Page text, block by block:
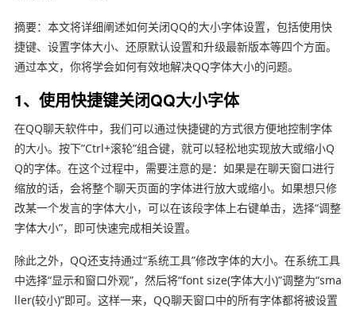
摘要：本文将详细阐述如何关闭QQ的大小字体设置，包括使用快
捷键、设置字体大小、还原默认设置和升级最新版本等四个方面。
通过本文，你将学会如何有效地解决QQ字体大小的问题。
1、使用快捷键关闭QQ大小字体
在QQ聊天软件中，我们可以通过快捷键的方式很方便地控制字体
的大小。按下”Ctrl+滚轮”组合键，就可以轻松地实现放大或缩小Q
Q的字体。在这个过程中，需要注意的是：如果是在聊天窗口进行
缩放的话，会将整个聊天页面的字体进行放大或缩小。如果想只修
改某一个发言的字体大小，可以在该段字体上右键单击，选择“调整
字体大小”，即可快速完成相关设置。
除此之外，QQ还支持通过“系统工具”修改字体的大小。在系统工具
中选择“显示和窗口外观”，然后将“font size(字体大小)”调整为“sma
ller(较小)”即可。这样一来，QQ聊天窗口中的所有字体都将被设置